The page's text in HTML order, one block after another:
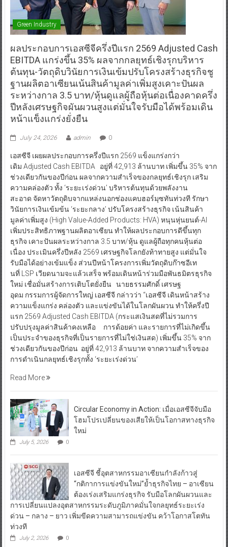
Green Industry
ผลประกอบการเอสซีจีครึ่งปีแรก 2569 Adjusted Cash
EBITDA แกร่งขึ้น 35% ผลจากกลยุทธ์เชิงรุกบริหาร
ต้นทุน-วัตถุดิบวินัยการเงินเข้มปรับโครงสร้างธุรกิจชู
ฐานผลิตอาเซียนเน้นสินค้ามูลค่าเพิ่มสูงเคาะปันผล
ระหว่างกาล 3.5 บาท/หุ้นดูแลผู้ถือหุ้นต่อเนื่องคาดครึ่ง
ปีหลังเศรษฐกิจผันผวนสูงแต่มั่นใจรับมือได้พร้อมเดิน
หน้าแข็งแกร่งยั่งยืน
July 24, 2026 admin 0
เอสซีจี เผยผลประกอบการครึ่งปีแรก 2569 แข็งแกร่งกว่า
เดิม Adjusted Cash EBITDA อยู่ที่ 42,913 ล้านบาท เพิ่มขึ้น 35% จาก
ช่วงเดียวกันของปีก่อน ผลจากความสำเร็จของกลยุทธ์เชิงรุก เสริม
ความคล่องตัว ทั้ง ‘ระยะเร่งด่วน’ บริหารต้นทุนด้วยพลังงาน
สะอาด จัดหาวัตถุดิบจากแหล่งนอกช่องแคบฮอร์มุซทันท่วงที รักษา
วินัยการเงินเข้มข้น ‘ระยะกลาง’ ปรับโครงสร้างธุรกิจ เน้นสินค้า
มูลค่าเพิ่มสูง (High Value-Added Products: HVA) หนุนหุ่นยนต์-AI
เพิ่มประสิทธิภาพฐานผลิตอาเซียน ทำให้ผลประกอบการดีขึ้นทุก
ธุรกิจ เคาะปันผลระหว่างกาล 3.5 บาท/หุ้น ดูแลผู้ถือทุกคนหุ้นต่อ
เนื่อง ประเมินครึ่งปีหลัง 2569 เศรษฐกิจโลกยังท้าทายสูง แต่มั่นใจ
รับมือได้อย่างเข้มแข็ง ส่วนปีหน้าโครงการเพิ่มวัตถุดิบก๊าซอีเท
นที่ LSP เวียดนามจะแล้วเสร็จ พร้อมเดินหน้าร่วมมือพันธมิตรธุรกิจ
ใหม่ เชื่อมั่นสร้างการเติบโตยั่งยืน นายธรรมศักดิ์ เศรษฐ
อุดม กรรมการผู้จัดการใหญ่ เอสซีจี กล่าวว่า “เอสซีจี เดินหน้าสร้าง
ความแข็งแกร่ง คล่องตัว และแข่งขันได้ในโลกผันผวน ทำให้ครึ่งปี
แรก 2569 Adjusted Cash EBITDA (กระแสเงินสดที่ไม่รวมการ
ปรับปรุงมูลค่าสินค้าคงเหลือ การด้อยค่า และรายการที่ไม่เกิดขึ้น
เป็นประจำของธุรกิจที่เป็นรายการที่ไม่ใช่เงินสด) เพิ่มขึ้น 35% จาก
ช่วงเดียวกันของปีก่อน อยู่ที่ 42,913 ล้านบาท จากความสำเร็จของ
การดำเนินกลยุทธ์เชิงรุกทั้ง ‘ระยะเร่งด่วน’
Read More
Circular Economy in Action: เมื่อเอสซีจีจับมือ
โฮมโปรเปลี่ยนของเสียให้เป็นโอกาสทางธุรกิจ
ใหม่
July 5, 2026 0
เอสซีจี ชี้อุตสาหกรรมอาเซียนกำลังก้าวสู่
“กติกาการแข่งขันใหม่”ย้ำธุรกิจไทย – อาเซียน
ต้องเร่งเสริมแกร่งธุรกิจ รับมือโลกผันผวนและ
การเปลี่ยนแปลงอุตสาหกรรมระดับภูมิภาคมั่นใจกลยุทธ์ระยะเร่ง
ด่วน – กลาง – ยาว เพิ่มขีดความสามารถแข่งขัน คว้าโอกาสโตทัน
ท่วงที
July 2, 2026 0